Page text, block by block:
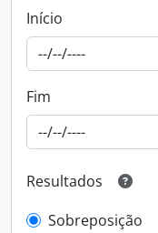
Início
Fim
Resultados
Sobreposição